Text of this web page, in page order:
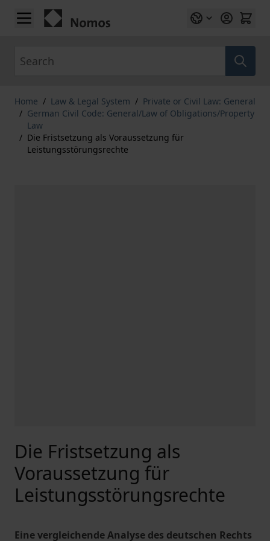
Skip to Content
Home / Law & Legal System / Private or Civil Law: General
/ German Civil Code: General/Law of Obligations/Property
Law
/ Die Fristsetzung als Voraussetzung für
Leistungsstörungsrechte
Die Fristsetzung als
Voraussetzung für
Leistungsstörungsrechte
Eine vergleichende Analyse des deutschen Rechts